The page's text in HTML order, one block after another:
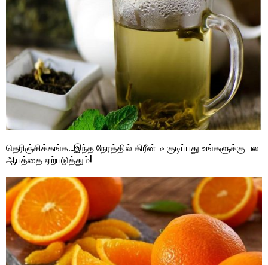
தெரிஞ்சிக்கங்க…இந்த நேரத்தில் கிரீன் டீ குடிப்பது உங்களுக்கு பல
ஆபத்தை ஏற்படுத்தும்!